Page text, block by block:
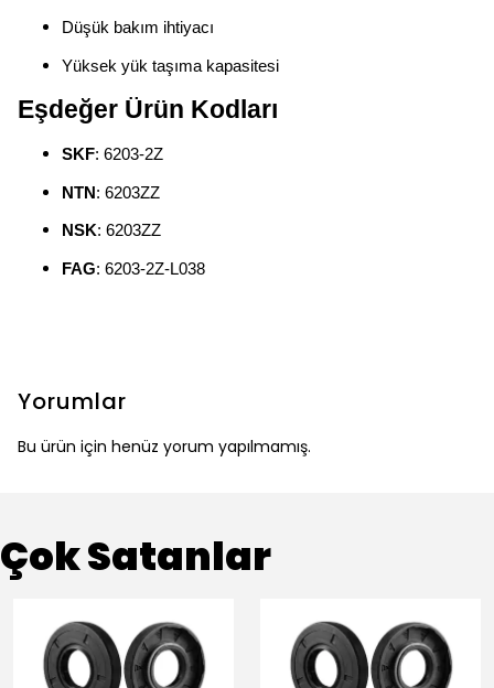
Düşük bakım ihtiyacı
Yüksek yük taşıma kapasitesi
Eşdeğer Ürün Kodları
SKF: 6203-2Z
NTN : 6203ZZ
NSK: 6203ZZ
FAG: 6203-2Z-L038
Yorumlar
Bu ürün için henüz yorum yapılmamış.
Çok Satanlar